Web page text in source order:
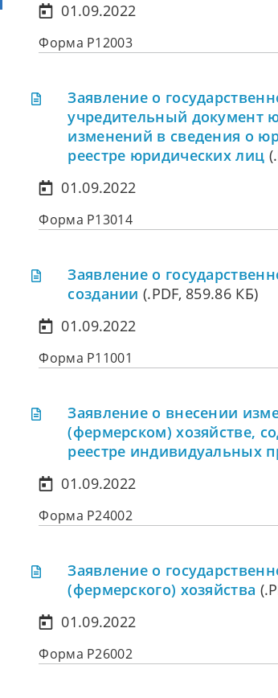
01.09.2022
Форма Р12003
Заявление о
учредительный документ
изменений в сведения о
реестре юридических лиц
01.09.2022
Форма Р13014
Заявление о
создании (.PDF, 859.86 КБ)
01.09.2022
Форма Р11001
Заявление о внесении
(фермерском) хозяйстве,
реестре индивидуальных
01.09.2022
Форма Р24002
Заявление о
(фермерского) хозяйства
01.09.2022
Форма Р26002